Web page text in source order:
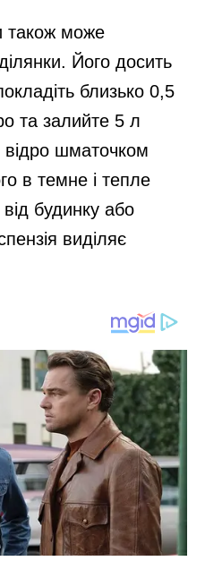
також може
Його досить
близько 0,5
та залийте 5 л
відро шматочком
в темне і тепле
будинку або
виділяє